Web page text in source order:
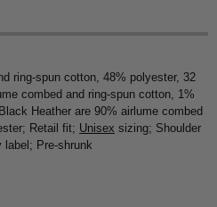
ring-spun cotton, 48% polyester, 32
combed and ring-spun cotton, 1%
Heather are 90% airlume combed
Retail fit; Unisex sizing; Shoulder
label; Pre-shrunk